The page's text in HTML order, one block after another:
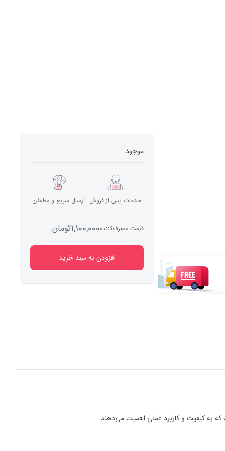
موجود
خدمات پس از فروش ارسال سریع و مطمئن
قیمت مصرف‌کننده1,100,000تومان
افزودن به سبد خرید